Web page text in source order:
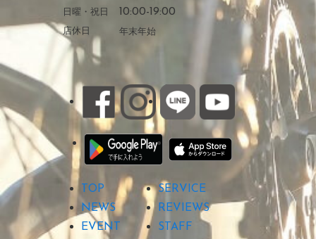
日曜・祝日
10:00-19:00
店休日 年末年始
TOP
SERVICE
NEWS
REVIEWS
EVENT
STAFF